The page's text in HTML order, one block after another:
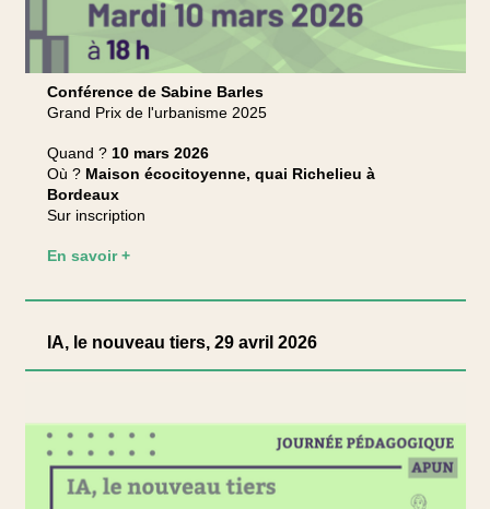
Conférence de Sabine Barles
Grand Prix de l'urbanisme 2025
Quand ? 10 mars 2026
Où ? Maison écocitoyenne, quai Richelieu à
Bordeaux
Sur inscription
En savoir +
IA, le nouveau tiers, 29 avril 2026